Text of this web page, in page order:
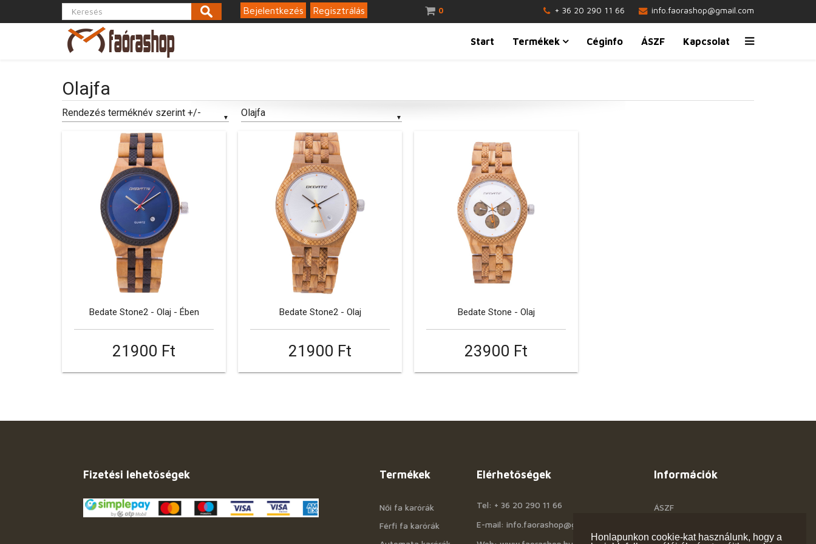
Honlapunkon cookie-kat használunk, hogy a
Bejelentkezés Regisztrálás 0 + 36 20 290 11 66 info.faorashop@gmail.com
Start Termékek Céginfo ÁSZF Kapcsolat
Olajfa
Rendezés terméknév szerint +/- Olajfa
Bedate Stone2 - Olaj - Ében
21900 Ft
Bedate Stone2 - Olaj
21900 Ft
Bedate Stone - Olaj
23900 Ft
Fizetési lehetőségek Termékek
Női fa karórák
Férfi fa karórák
Elérhetőségek
Tel: + 36 20 290 11 66
E-mail: info.faorashop@gmail.com
Információk
ÁSZF